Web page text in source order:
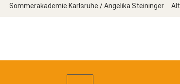
Sommerakademie Karlsruhe / Angelika Steininger